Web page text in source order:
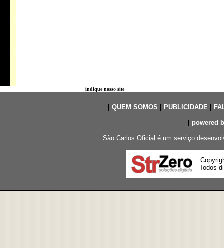
indique nosso site
QUEM SOMOS PUBLICIDADE|
powered
São Carlos Oficial é um serviço
Todos